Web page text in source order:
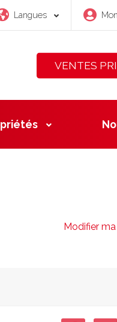
Langues
VENTES
Modifier